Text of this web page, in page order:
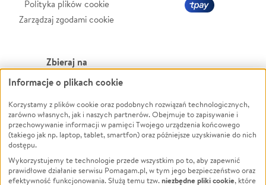
Polityka plików cookie
Zarządzaj zgodami cookie
Zbieraj na
Leczenie
Zwierzęta
Pożar
Ukraina
Pomoc Finansowa
Projekty
Powódź
Wichura
NGO
Edukacja
Podróż
Informacje o plikach cookie
Korzystamy z plików cookie oraz podobnych rozwiązań technologicznych,
zarówno własnych, jak i naszych partnerów. Obejmuje to zapisywanie i
przechowywanie informacji w pamięci Twojego urządzenia końcowego
(takiego jak np. laptop, tablet, smartfon) oraz późniejsze uzyskiwanie do nich
dostępu.
Wykorzystujemy te technologie przede wszystkim po to, aby zapewnić
prawidłowe działanie serwisu Pomagam.pl, w tym jego bezpieczeństwo oraz
efektywność funkcjonowania. Służą temu tzw.niezbędne pliki cookie, które